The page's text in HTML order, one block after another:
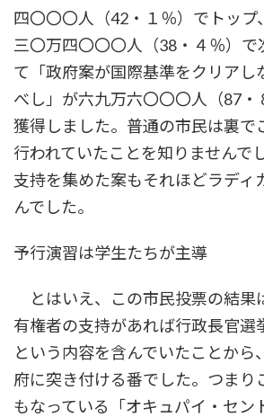
四〇〇〇人（42・１％）でトップ
三〇万四〇〇〇人（38・４％）で
て「政府案が国際基準をクリアし
べし」が六九万六〇〇〇人（87・
獲得しました。普通の市民は裏で
行われていたことを知りませんで
支持を集めた案もそれほどラディ
んでした。
予行演習は学生たちが主導
とはいえ、この市民投票の結果
有権者の支持があれば行政長官選
という内容を含んでいたことから
府に突き付ける番でした。つまり
もなっている「オキュパイ・セン